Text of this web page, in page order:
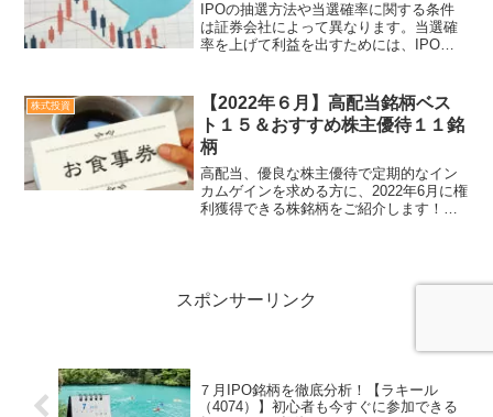
IPOの抽選方法や当選確率に関する条件
は証券会社によって異なります。当選確
率を上げて利益を出すためには、IPO当
紹介します。
株式投資
【2022年６月】高配当銘柄ベス
ト１５＆おすすめ株主優待１１銘
柄
高配当、優良な株主優待で定期的なイン
カムゲインを求める方に、2022年6月に権
利獲得できる株銘柄をご紹介します！株
スポンサーリンク
７月IPO銘柄を徹底分析！【ラキール
（4074）】初心者も今すぐに参加できる